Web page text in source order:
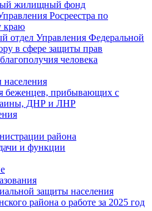
жилищный фонд
Росреестра по
краю
отдел Управления Федеральной
в сфере защиты прав
человека
населения
беженцев, прибывающих с
ДНР и ЛНР
района
и функции
защиты населения
района о работе за 2025 год